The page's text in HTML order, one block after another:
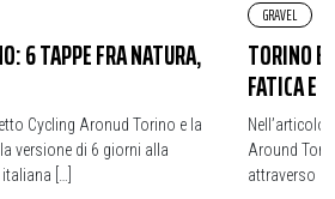
6 TAPPE FRA NATURA,
Cycling Aronud Torino e la
versione di 6 giorni alla
[…]
GRAVEL
TORINO E
FATICA E
Around
attraverso